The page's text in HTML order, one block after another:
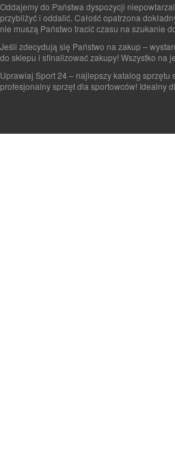
Oddajemy do Państwa dyspozycji
przybliżyć i oddalić. Całość opatrzona
nie muszą Państwo tracić czasu na szukanie
Jeśli zdecydują się Państwo na zakup –
do sklepu i sfinalizować zakupy! Wszystko na
Uprawiaj Sport 24 – najlepszy katalog
profesjonalny sprzęt dla sportowców! Idealny